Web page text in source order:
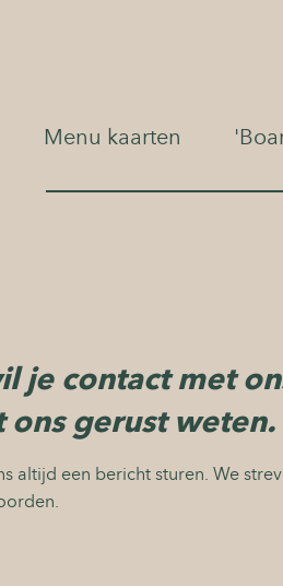
Menu kaarten
je contact met
ons gerust weten.
altijd een bericht sturen. We